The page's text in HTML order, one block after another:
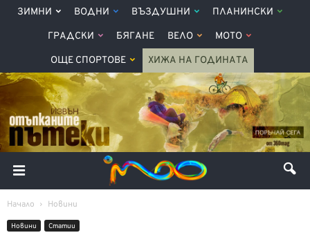
ЗИМНИ ВОДНИ ВЪЗДУШНИ ПЛАНИНСКИ
ГРАДСКИ БЯГАНЕ ВЕЛО МОТО
ОЩЕ СПОРТОВЕ ХИЖА НА ГОДИНАТА
Начало Новини
Новини Статии